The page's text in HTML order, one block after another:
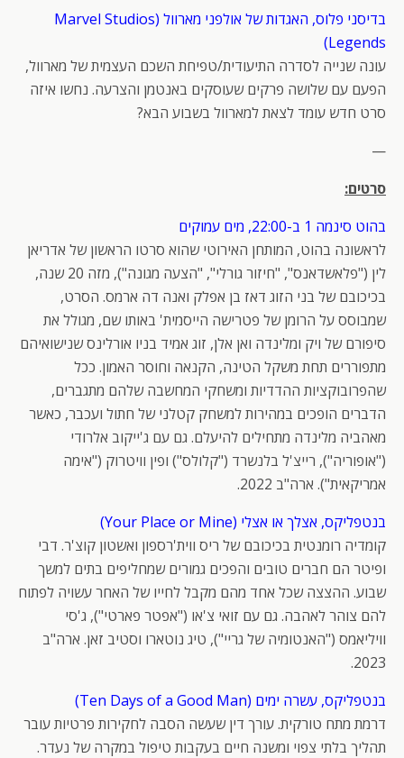
בדיסני פלוס, האגדות של אולפני מארוול (Marvel Studios
Legends)
עונה שנייה לסדרה התיעודית/טפיחת השכם העצמית של מארוול,
הפעם עם שלושה פרקים שעוסקים באנטמן והצרעה. נחשו איזה
סרט חדש עומד לצאת למארוול בשבוע הבא?
—
סרטים:
בהוט סינמה 1 ב-22:00, מים עמוקים
לראשונה בהוט, המותחן האירוטי שהוא סרטו הראשון של אדריאן
לין ("פלאשדאנס", "חיזור גורלי", "הצעה מגונה"), מזה 20 שנה,
בכיכובם של בני הזוג דאז בן אפלק ואנה דה ארמס. הסרט,
שמבוסס על הרומן של פטרישה הייסמית' באותו שם, מגולל את
סיפורם של ויק ומלינדה ואן אלן, זוג אמיד בניו אורלינס שנישואיהם
מתפוררים תחת משקל הטינה, הקנאה וחוסר האמון. ככל
שהפרובוקציות ההדדיות ומשחקי המחשבה שלהם מתגברים,
הדברים הופכים במהירות למשחק קטלני של חתול ועכבר, כאשר
מאהביה מלינדה מתחילים להיעלם. גם עם ג'ייקוב אלרודי
("אופוריה"), רייצ'ל בלנשרד ("קלולס") ופין וויטרוק ("אימה
אמריקאית"). ארה"ב 2022.
בנטפליקס, אצלך או אצלי (Your Place or Mine)
קומדיה רומנטית בכיכובם של ריס ווית'רספון ואשטון קוצ'ר. דבי
ופיטר הם חברים טובים והפכים גמורים שמחליפים בתים למשך
שבוע. ההצצה שכל אחד מהם מקבל לחייו של האחר עשויה לפתוח
להם צוהר לאהבה. גם עם זואי צ'או ("אפטר פארטי"), ג'סי
וויליאמס ("האנטומיה של גריי"), טיג נוטארו וסטיב זאן. ארה"ב
2023.
בנטפליקס, עשרה ימים (Ten Days of a Good Man)
דרמת מתח טורקית. עורך דין שעשה הסבה לחקירות פרטיות עובר
תהליך בלתי צפוי ומשנה חיים בעקבות טיפול במקרה של נעדר.